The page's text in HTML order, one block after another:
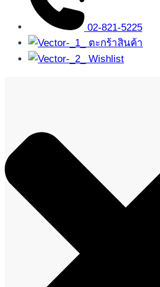
02-821-5225
ตะกร้าสินค้า
Wishlist